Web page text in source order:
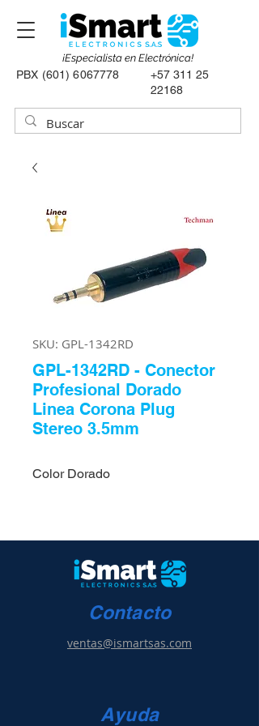
PBX (601) 6067778
+57 311 25
22168
¡Especialista en Electrónica!
SKU: GPL-1342RD
GPL-1342RD - Conector
Profesional Dorado
Linea Corona Plug
Stereo 3.5mm
Color Dorado
Contacto
ventas@ismartsas.com
Ayuda